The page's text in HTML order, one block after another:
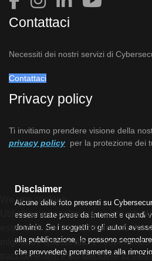
Contattaci
Necessiti dei nostri servizi di
Contattaci
Privacy policy
Ti invitiamo prendere visione della
privacy policy per la protezione dei
Disclaimer
Alcune delle foto presenti su
essere state prese da Internet e quindi
dominio. Se i soggetti o gli autori
alla pubblicazione, lo possono
che provvederà prontamente alla
We use cookies
Utilizziamo i cookie sul nostro sito
essenziali per il funzionamento del
migliorare questo sito e
tracciamento). Puoi decidere tu